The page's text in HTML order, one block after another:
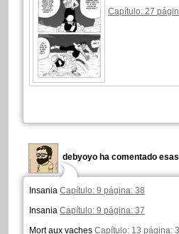
Capítulo: 27
debyoyo ha comentado
Insania Capítulo: 9 página: 38
Insania Capítulo: 9 página: 37
Mort aux vaches Capítulo: 13 página: 3